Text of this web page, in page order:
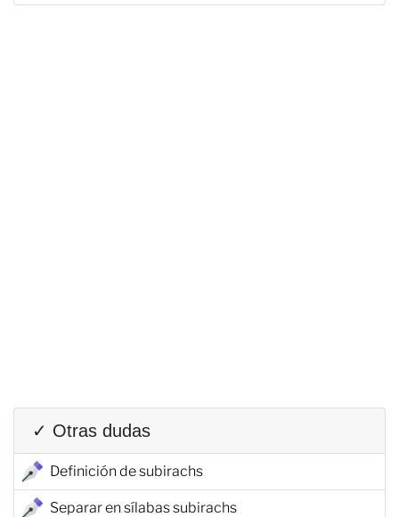
✓ Otras dudas
Definición de subirachs
Separar en sílabas subirachs